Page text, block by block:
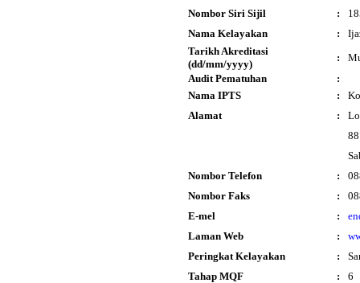
Nombor Siri Sijil
:
Nama Kelayakan
:
Tarikh Akreditasi
(dd/mm/yyyy)
:
Audit Pematuhan
:
Nama IPTS
:
Alamat
:
Nombor Telefon
:
Nombor Faks
:
E-mel
:
Laman Web
:
Peringkat Kelayakan
:
Tahap MQF
:
6